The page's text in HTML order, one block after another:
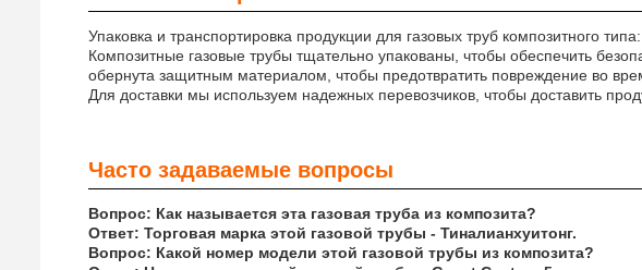
Упаковка и транспортировка продукции для газовых труб композитного типа:
Композитные газовые трубы тщательно упакованы, чтобы обеспечить
обернута защитным материалом, чтобы предотвратить повреждение во
Для доставки мы используем надежных перевозчиков, чтобы доставить
Часто задаваемые вопросы
Вопрос: Как называется эта газовая труба из композита?
Ответ: Торговая марка этой газовой трубы - Тиналианхуитонг.
Вопрос: Какой номер модели этой газовой трубы из композита?